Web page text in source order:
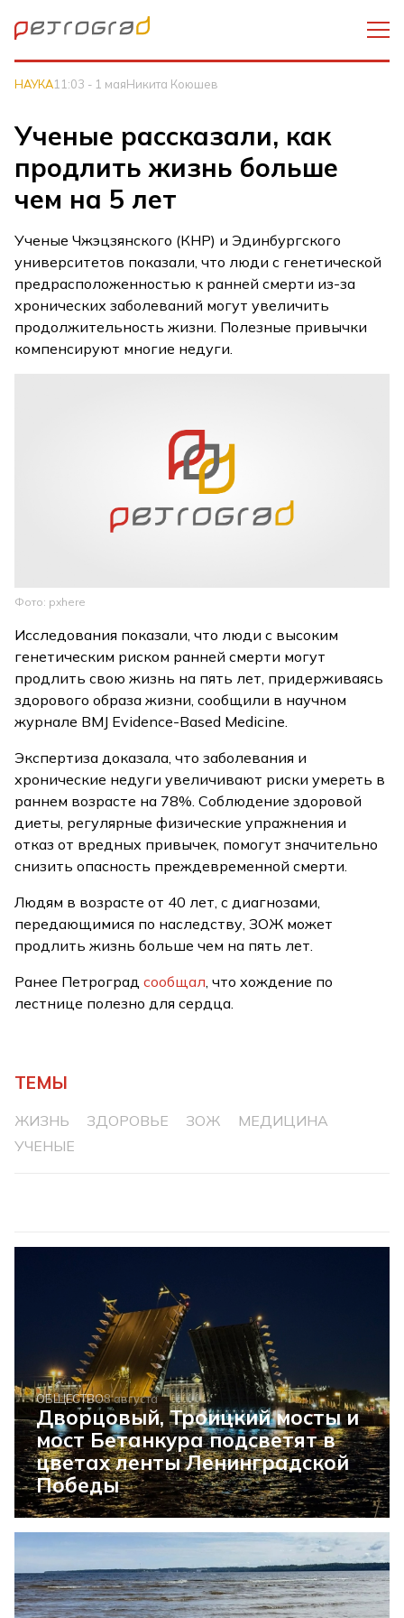
НАУКА11:03 - 1 маяНикита Коюшев
Ученые рассказали, как
продлить жизнь больше
чем на 5 лет
Ученые Чжэцзянского (КНР) и Эдинбургского
университетов показали, что люди с генетической
предрасположенностью к ранней смерти из-за
хронических заболеваний могут увеличить
продолжительность жизни. Полезные привычки
компенсируют многие недуги.
Фото: pxhere
Исследования показали, что люди с высоким
генетическим риском ранней смерти могут
продлить свою жизнь на пять лет, придерживаясь
здорового образа жизни, сообщили в научном
журнале BMJ Evidence-Based Medicine.
Экспертиза доказала, что заболевания и
хронические недуги увеличивают риски умереть в
раннем возрасте на 78%. Соблюдение здоровой
диеты, регулярные физические упражнения и
отказ от вредных привычек, помогут значительно
снизить опасность преждевременной смерти.
Людям в возрасте от 40 лет, с диагнозами,
передающимися по наследству, ЗОЖ может
продлить жизнь больше чем на пять лет.
Ранее Петроградсообщал , что хождение по
лестнице полезно для сердца.
ТЕМЫ
ЖИЗНЬ ЗДОРОВЬЕ ЗОЖ
МЕДИЦИНА
УЧЕНЫЕ
ОБЩЕСТВО8 августа
Дворцовый, Троицкий мосты и
мост Бетанкура подсветят в
цветах ленты Ленинградской
Победы